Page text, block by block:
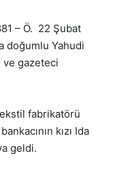
– Ö.  22 Şubat
doğumlu Yahudi
ve gazeteci
fabrikatörü
kızı Ida
geldi.